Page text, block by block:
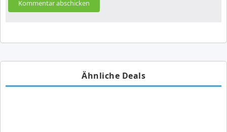
Ähnliche Deals